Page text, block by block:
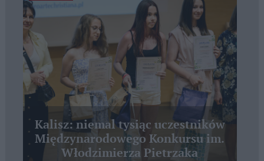
Kalisz: niemal tysiąc uczestników
Międzynarodowego Konkursu im.
Włodzimierza Pietrzaka